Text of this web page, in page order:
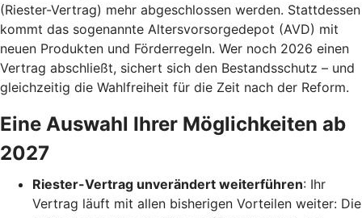
(Riester-Vertrag) mehr abgeschlossen werden. Stattdessen
kommt das sogenannte Altersvorsorgedepot (AVD) mit
neuen Produkten und Förderregeln. Wer noch 2026 einen
Vertrag abschließt, sichert sich den Bestandsschutz – und
gleichzeitig die Wahlfreiheit für die Zeit nach der Reform.
Eine Auswahl Ihrer Möglichkeiten ab
2027
Riester-Vertrag unverändert weiterführen: Ihr
Vertrag läuft mit allen bisherigen Vorteilen weiter: Die